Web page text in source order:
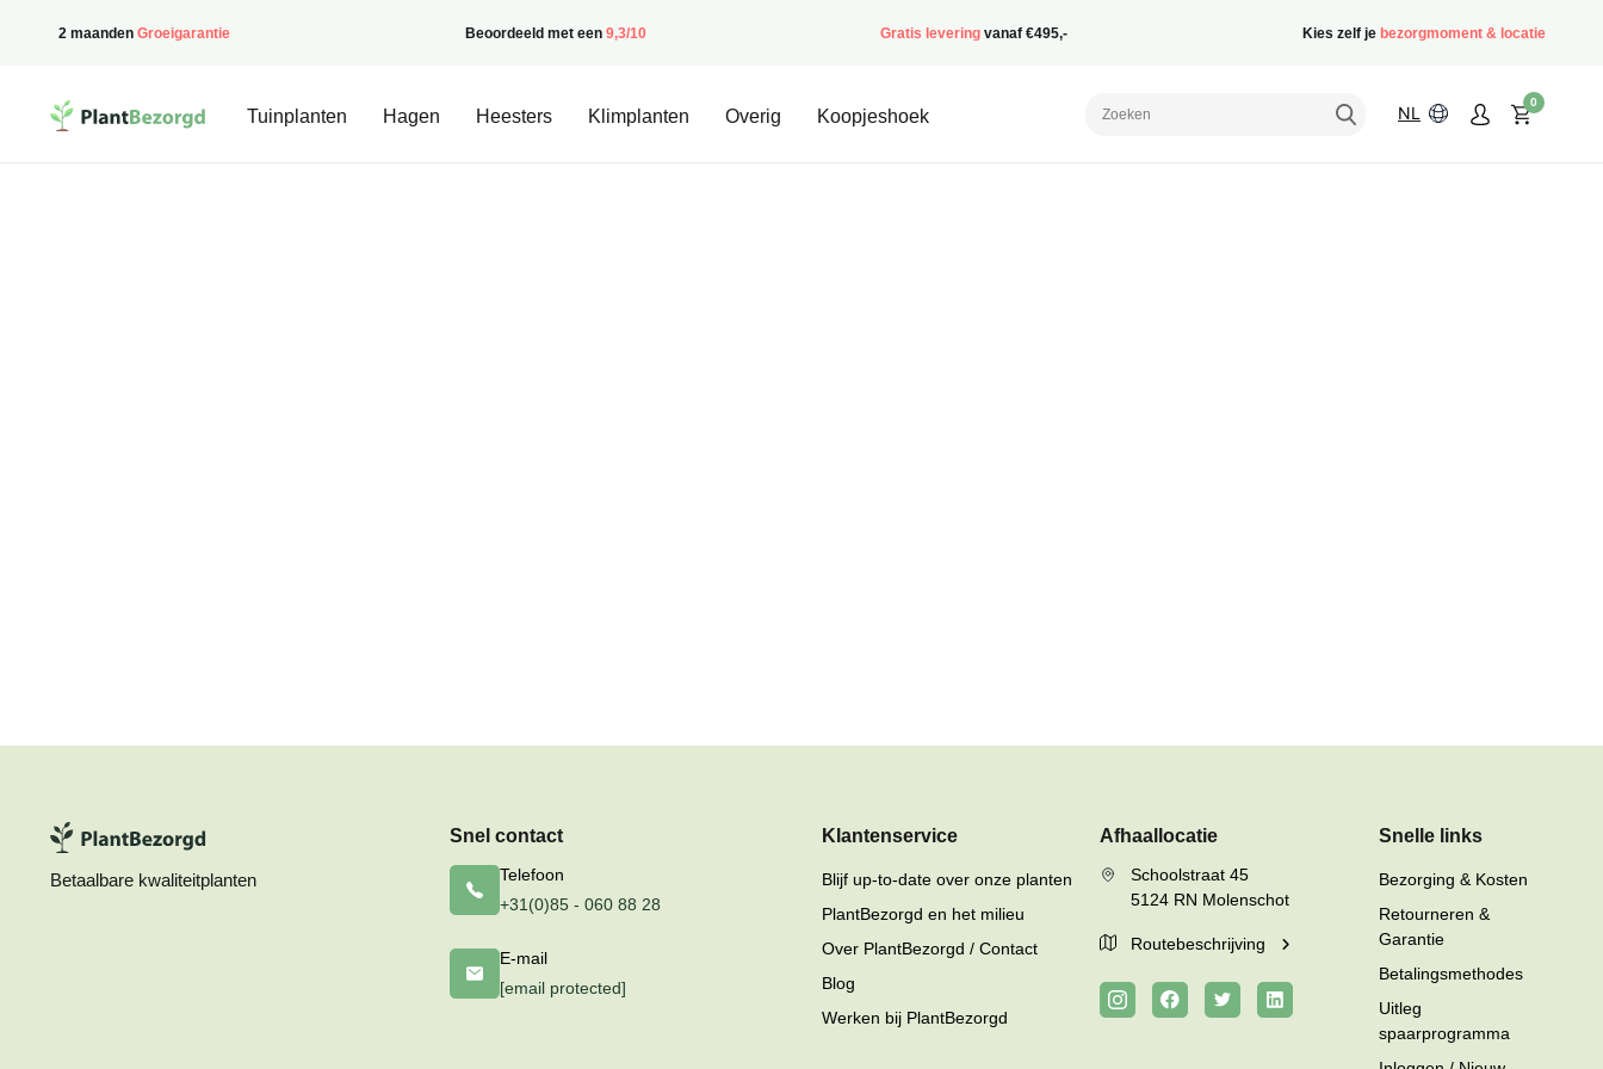
2 maanden Groeigarantie Beoordeeld met een 9,3/10 Gratis levering vanaf €495,- Kies zelf je bezorgmoment & locatie
PlantBezorgd
Tuinplanten Hagen Heesters Klimplanten Overig Koopjeshoek NL
0
Betaalbare kwaliteitplanten
Snel contact
Telefoon
+31(0)85 - 060 88 28
E-mail
[email protected]
Afhaallocatie
Schoolstraat 45
5124 RN Molenschot
Routebeschrijving
Klantenservice
Blijf up-to-date over onze planten
PlantBezorgd en het milieu
Over PlantBezorgd / Contact
Blog
Werken bij PlantBezorgd
Snelle links
Bezorging & Kosten
Retourneren &
Garantie
Betalingsmethodes
Uitleg
spaarprogramma